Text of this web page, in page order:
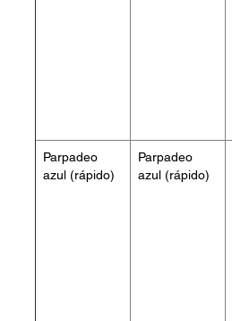
Parpadeo
azul (rápido)
Parpadeo
azul (rápido)